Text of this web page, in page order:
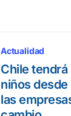
Actualidad
Chile
niños
las